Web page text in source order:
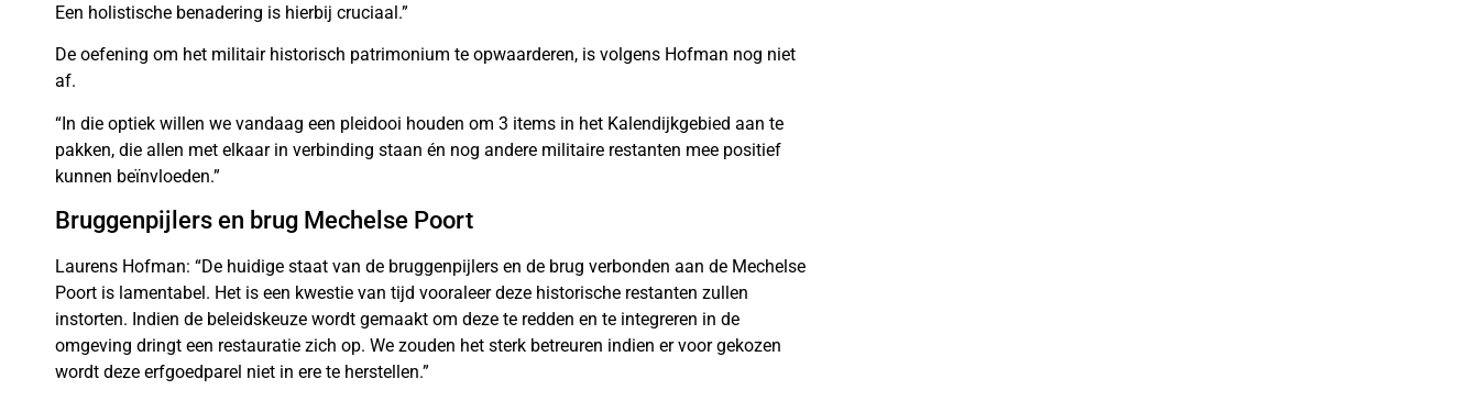
Een holistische benadering is hierbij cruciaal.”
De oefening om het militair historisch patrimonium te opwaarderen, is volgens Hofman nog niet
af.
“In die optiek willen we vandaag een pleidooi houden om 3 items in het Kalendijkgebied aan te
pakken, die allen met elkaar in verbinding staan én nog andere militaire restanten mee positief
kunnen beïnvloeden.”
Bruggenpijlers en brug Mechelse Poort
Laurens Hofman: “De huidige staat van de bruggenpijlers en de brug verbonden aan de Mechelse
Poort is lamentabel. Het is een kwestie van tijd vooraleer deze historische restanten zullen
instorten. Indien de beleidskeuze wordt gemaakt om deze te redden en te integreren in de
omgeving dringt een restauratie zich op. We zouden het sterk betreuren indien er voor gekozen
wordt deze erfgoedparel niet in ere te herstellen.”